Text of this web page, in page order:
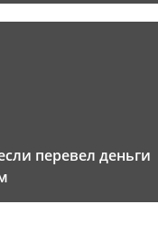
перевел деньги